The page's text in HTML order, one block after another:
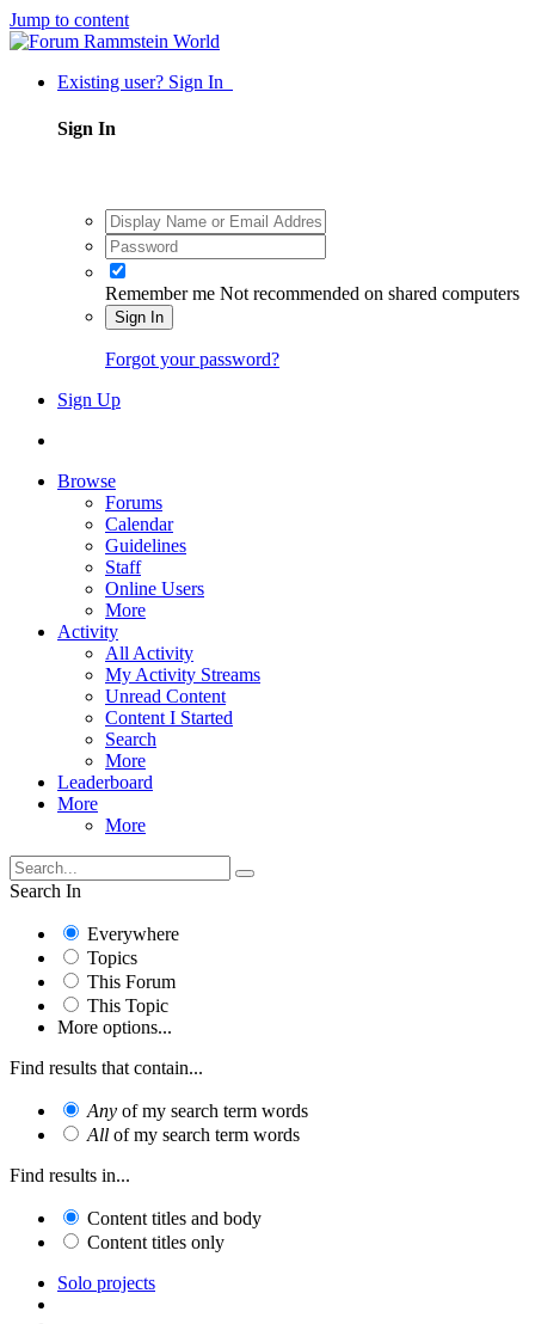
Jump to content
Existing user? Sign In
Sign In
Remember me Not recommended on shared computers
Sign In
Forgot your password?
Sign Up
Browse
Forums
Calendar
Guidelines
Staff
Online Users
More
Activity
All Activity
My Activity Streams
Unread Content
Content I Started
Search
More
Leaderboard
More
More
Search In
Everywhere
Topics
This Forum
This Topic
More options...
Find results that contain...
Any of my search term words
All of my search term words
Find results in...
Content titles and body
Content titles only
Solo projects